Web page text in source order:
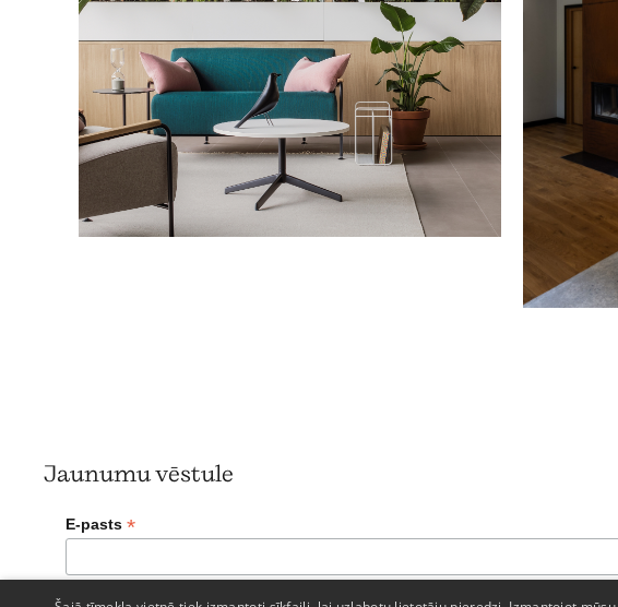
Jaunumu vēstule
E-pasts *